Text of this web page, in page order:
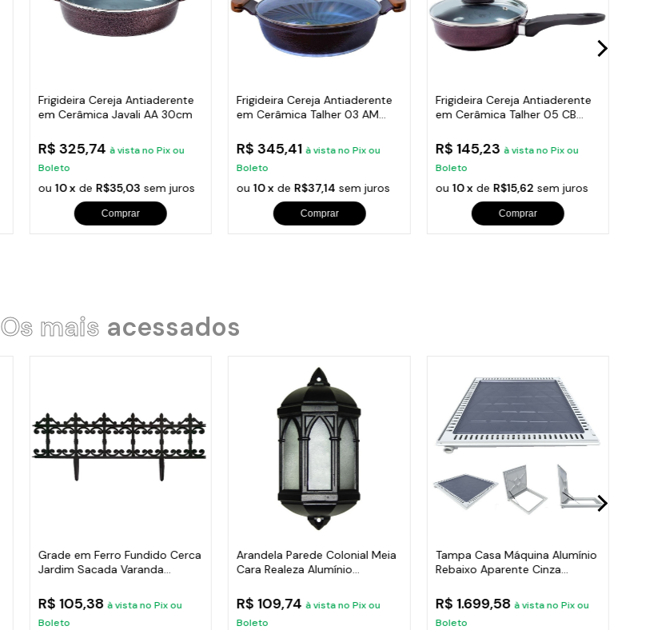
Frigideira Cereja Antiaderente
em Cerâmica Javali AA 30cm
R$ 325,74 à vista no Pix ou
Boleto
ou10 x de R$35,03 sem juros
Comprar
Frigideira Cereja Antiaderente
em Cerâmica Talher 03 AM
R$ 345,41à vista no Pix ou
Boleto
ou10 x deR$37,14 sem juros
Comprar
Frigideira Cereja Antiaderente
em Cerâmica Talher 05 CB
R$ 145,23 à vista no Pix ou
Boleto
ou10 x de R$15,62 sem juros
Comprar
Os mais acessados
Grade em Ferro Fundido Cerca
Jardim Sacada Varanda
R$ 105,38 à vista no Pix ou
Boleto
Arandela Parede Colonial Meia
Cara Realeza Alumínio
R$ 109,74à vista no Pix ou
Boleto
Tampa Casa Máquina Alumínio
Rebaixo Aparente Cinza
R$ 1.699,58 à vista no Pix ou
Boleto